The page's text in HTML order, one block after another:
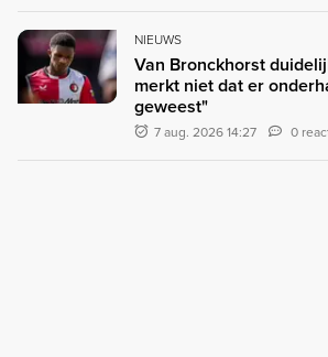
NIEUWS
Van Bronckhorst
merkt niet dat er
geweest"
7 aug. 2026 14:27 0